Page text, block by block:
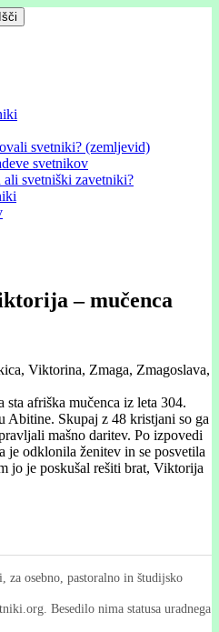
svetniki? (zemljevid)
svetnikov
ali svetniški zavetniki?
– mučenca
Viktorina, Zmaga, Zmagoslava,
afriška mučenca iz leta 304.
Abitine. Skupaj z 48 kristjani so ga
mašno daritev. Po izpovedi
je odklonila ženitev in se posvetila
jo je poskušal rešiti brat, Viktorija
za osebno, pastoralno in študijsko
Besedilo nima statusa uradnega